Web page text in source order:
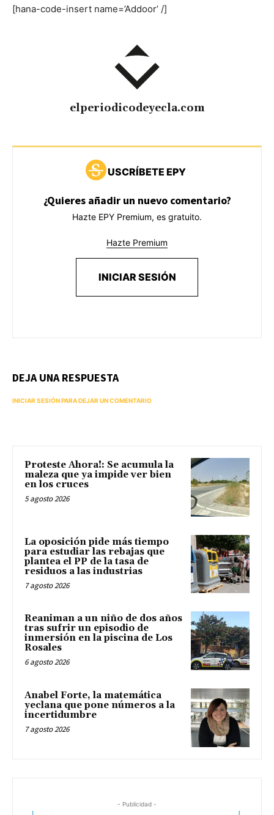
[hana-code-insert name=’Addoor’ /]
elperiodicodeyecla.com
USCRÍBETE EPY
¿Quieres añadir un nuevo comentario?
Hazte EPY Premium, es gratuito.
Hazte Premium
INICIAR SESIÓN
DEJA UNA RESPUESTA
INICIAR SESIÓN PARA DEJAR UN COMENTARIO
Proteste Ahora!: Se acumula la
maleza que ya impide ver bien
en los cruces
5 agosto 2026
La oposición pide más tiempo
para estudiar las rebajas que
plantea el PP de la tasa de
residuos a las industrias
7 agosto 2026
Reaniman a un niño de dos años
tras sufrir un episodio de
inmersión en la piscina de Los
Rosales
6 agosto 2026
Anabel Forte, la matemática
yeclana que pone números a la
incertidumbre
7 agosto 2026
- Publicidad -